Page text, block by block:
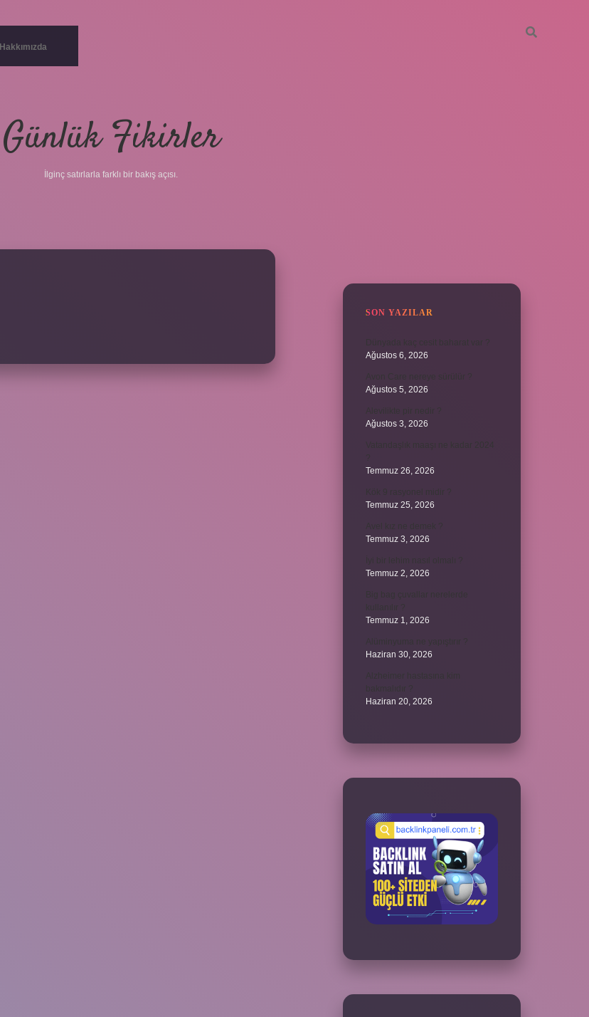
Hakkımızda
Günlük Fikirler
İlginç satırlarla farklı bir bakış açısı.
SON YAZILAR
Ağustos 6, 2026
Ağustos 5, 2026
Ağustos 3, 2026
Temmuz 26, 2026
Temmuz 25, 2026
Temmuz 3, 2026
Temmuz 2, 2026
Temmuz 1, 2026
Haziran 30, 2026
Haziran 20, 2026